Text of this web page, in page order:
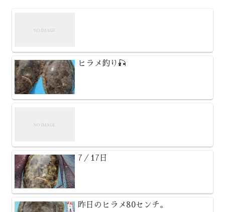
ヒラメ釣り🎣
7／17日
昨日のヒラメ80センチ。